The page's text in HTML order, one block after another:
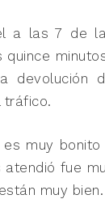
a las 7 de
quince
devolución
tráfico.
muy
atendió fue
muy bien.